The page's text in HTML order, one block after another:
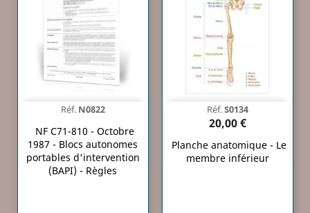
Réf. N0822
NF C71-810 - Octobre
1987 - Blocs autonomes
portables d'intervention
(BAPI) - Règles
Réf.S0134
20,00 €
Planche anatomique - Le
membre inférieur